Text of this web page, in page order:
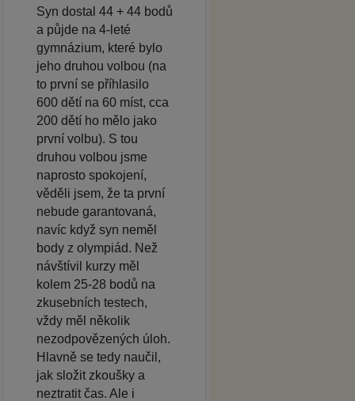
Syn dostal 44 + 44 bodů
a půjde na 4-leté
gymnázium, které bylo
jeho druhou volbou (na
to první se příhlasilo
600 dětí na 60 míst, cca
200 dětí ho mělo jako
první volbu). S tou
druhou volbou jsme
naprosto spokojení,
věděli jsem, že ta první
nebude garantovaná,
navíc když syn neměl
body z olympiád. Než
návštívil kurzy měl
kolem 25-28 bodů na
zkusebních testech,
vždy měl několik
nezodpovězených úloh.
Hlavně se tedy naučil,
jak složit zkoušky a
neztratit čas. Ale i